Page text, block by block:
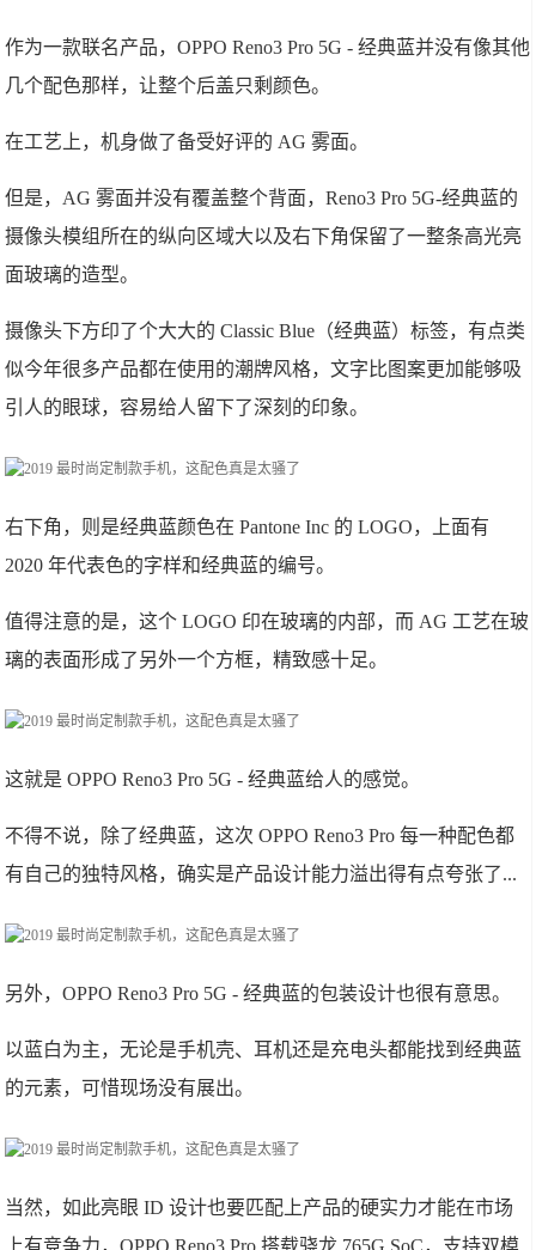
作为一款联名产品，OPPO Reno3 Pro 5G - 经典蓝并没有像其他
几个配色那样，让整个后盖只剩颜色。
在工艺上，机身做了备受好评的 AG 雾面。
但是，AG 雾面并没有覆盖整个背面，Reno3 Pro 5G-经典蓝的
摄像头模组所在的纵向区域大以及右下角保留了一整条高光亮
面玻璃的造型。
摄像头下方印了个大大的 Classic Blue（经典蓝）标签，有点类
似今年很多产品都在使用的潮牌风格，文字比图案更加能够吸
引人的眼球，容易给人留下了深刻的印象。
右下角，则是经典蓝颜色在 Pantone Inc 的 LOGO， 上面有
2020 年代表色的字样和经典蓝的编号。
值得注意的是，这个 LOGO 印在玻璃的内部，而 AG 工艺在玻
璃的表面形成了另外一个方框，精致感十足。
这就是 OPPO Reno3 Pro 5G - 经典蓝给人的感觉。
不得不说，除了经典蓝，这次 OPPO Reno3 Pro 每一种配色都
有自己的独特风格，确实是产品设计能力溢出得有点夸张了...
另外，OPPO Reno3 Pro 5G - 经典蓝的包装设计也很有意思。
以蓝白为主，无论是手机壳、耳机还是充电头都能找到经典蓝
的元素，可惜现场没有展出。
当然，如此亮眼 ID 设计也要匹配上产品的硬实力才能在市场
上有竞争力，OPPO Reno3 Pro 搭载骁龙 765G SoC，支持双模